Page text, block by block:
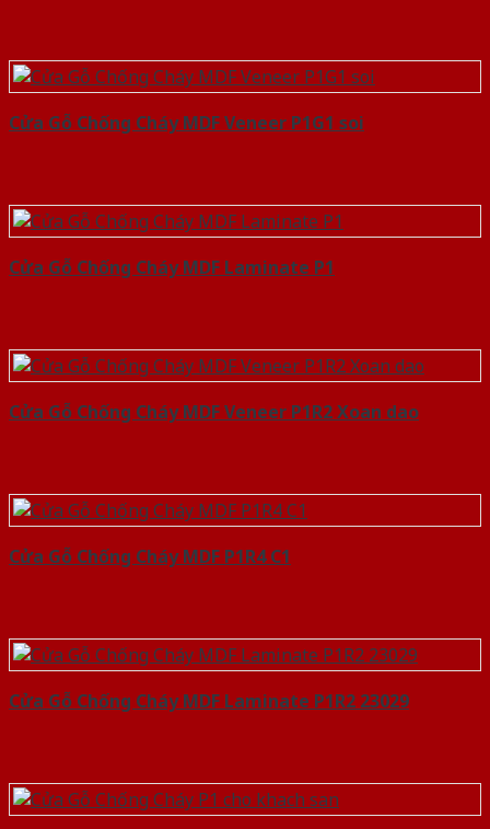
Cửa Gỗ Chống Cháy MDF Veneer P1G1 soi
Cửa Gỗ Chống Cháy MDF Laminate P1
Cửa Gỗ Chống Cháy MDF Veneer P1R2 Xoan dao
Cửa Gỗ Chống Cháy MDF P1R4 C1
Cửa Gỗ Chống Cháy MDF Laminate P1R2 23029